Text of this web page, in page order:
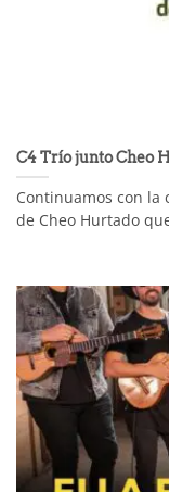
C4 Trío junto Cheo
Continuamos con la
de Cheo Hurtado